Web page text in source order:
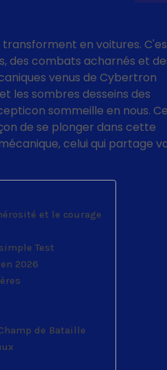
transforment en voitures.
des combats acharnés et
venus de Cybertron
les sombres desseins des
sommeille en nous. Ce
de se plonger dans cette
celui qui partage
et le courage
Test
2026
de Bataille